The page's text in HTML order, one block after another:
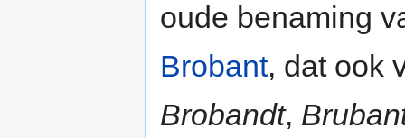
oude benaming
Brobant, dat ook
Brobandt,